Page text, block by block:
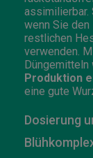
assimilierbar.
wenn Sie
restlichen
verwenden.
Düngemitteln
Produktion
eine gute
Dosierung